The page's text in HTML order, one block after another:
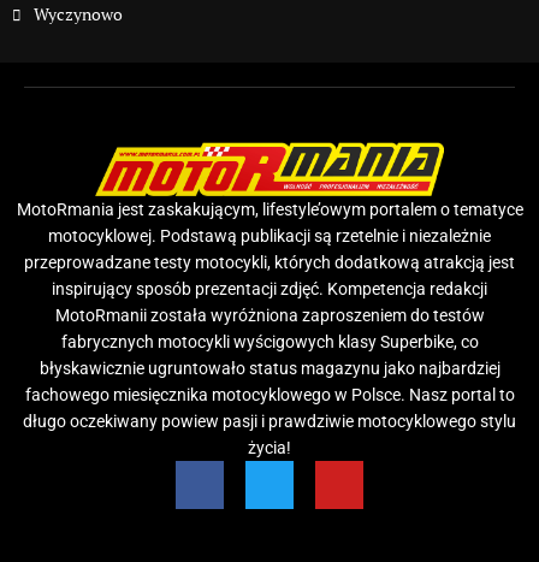
Wyczynowo
MotoRmania jest zaskakującym, lifestyle’owym portalem o tematyce
motocyklowej. Podstawą publikacji są rzetelnie i niezależnie
przeprowadzane testy motocykli, których dodatkową atrakcją jest
inspirujący sposób prezentacji zdjęć. Kompetencja redakcji
MotoRmanii została wyróżniona zaproszeniem do testów
fabrycznych motocykli wyścigowych klasy Superbike, co
błyskawicznie ugruntowało status magazynu jako najbardziej
fachowego miesięcznika motocyklowego w Polsce. Nasz portal to
długo oczekiwany powiew pasji i prawdziwie motocyklowego stylu
życia!